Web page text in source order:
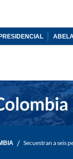
/ Secuestran a seis